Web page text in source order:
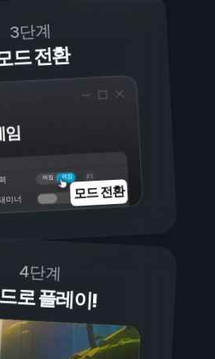
3단계
드 전환
임
켜짐
꺼짐
미너 모드 전환
4단계
로 플레이!